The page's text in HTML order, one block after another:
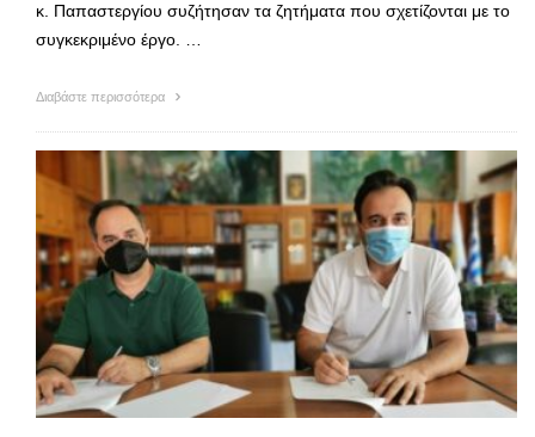
κ. Παπαστεργίου συζήτησαν τα ζητήματα που σχετίζονται με το
συγκεκριμένο έργο. …
Διαβάστε περισσότερα